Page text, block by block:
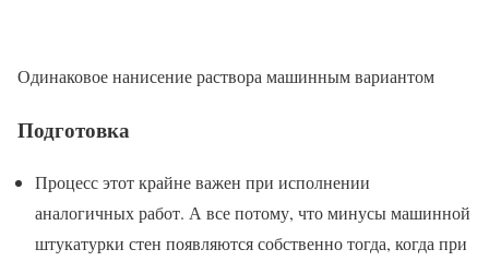
Одинаковое нанисение раствора машинным вариантом
Подготовка
Процесс этот крайне важен при исполнении
аналогичных работ. А все потому, что минусы машинной
штукатурки стен появляются собственно тогда, когда при